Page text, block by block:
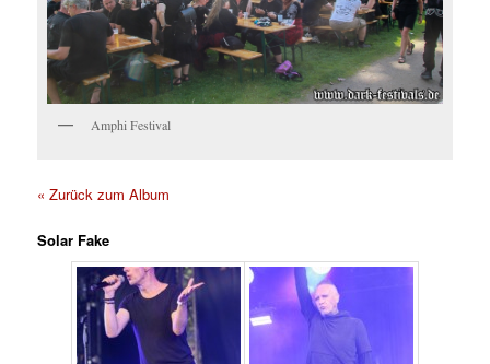
Amphi Festival
« Zurück zum Album
Solar Fake